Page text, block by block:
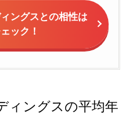
ングスとの相性は
ック！
ィングスの平均年